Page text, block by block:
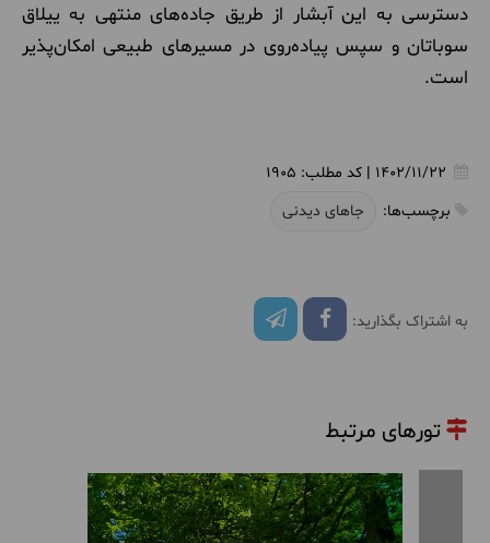
دسترسی به این آبشار از طریق جاده‌های منتهی به ییلاق
سوباتان و سپس پیاده‌روی در مسیرهای طبیعی امکان‌پذیر
است.
1402/11/22
| کد مطلب: 1905
برچسب‌ها:
جاهای دیدنی
به اشتراک بگذارید:
تورهای مرتبط